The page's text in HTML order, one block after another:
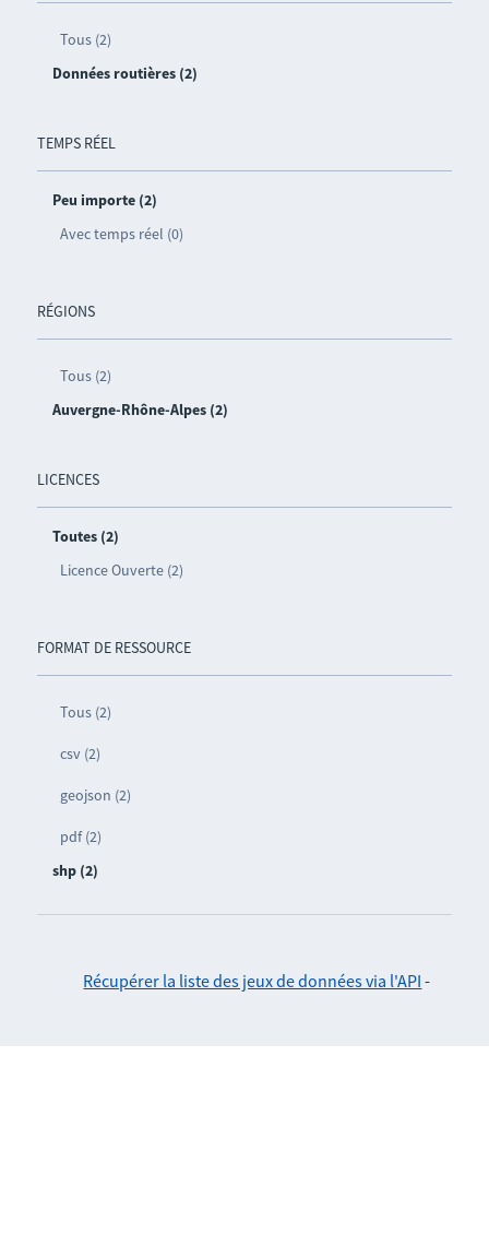
Tous (2)
Données routières (2)
TEMPS RÉEL
Peu importe (2)
Avec temps réel (0)
RÉGIONS
Tous (2)
Auvergne-Rhône-Alpes (2)
LICENCES
Toutes (2)
Licence Ouverte (2)
FORMAT DE RESSOURCE
Tous (2)
csv (2)
geojson (2)
pdf (2)
shp (2)
Récupérer la liste des jeux de données via l'API -